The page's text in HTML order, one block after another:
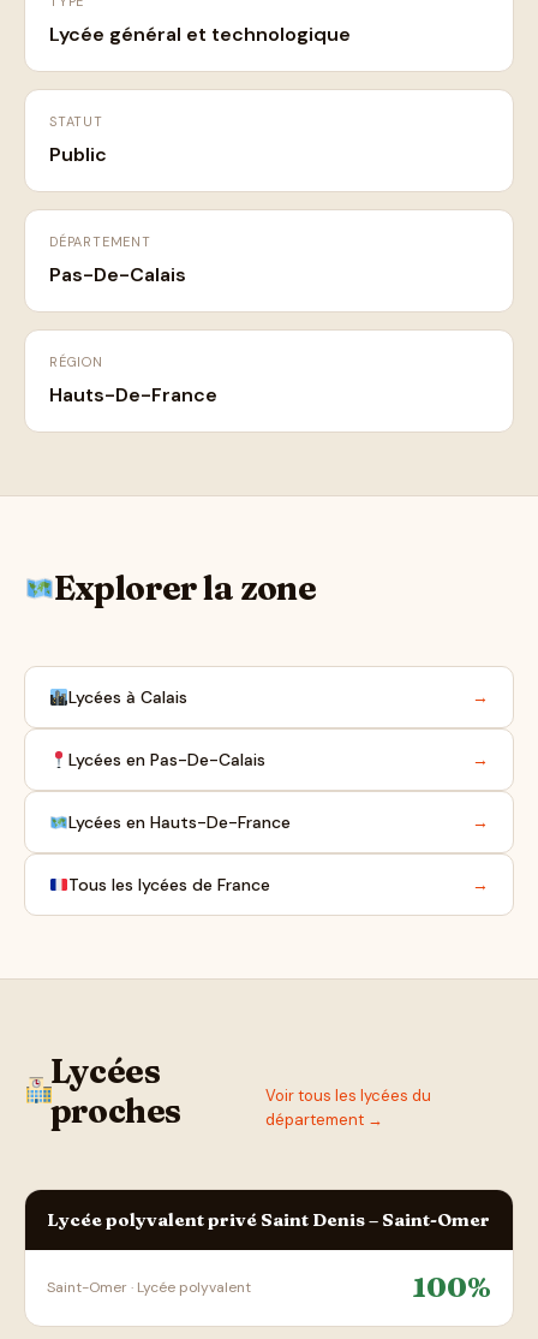
Lycée général et technologique
STATUT
Public
DÉPARTEMENT
Pas-De-Calais
RÉGION
Hauts-De-France
Explorer la zone
Lycées à Calais →
Lycées en Pas-De-Calais →
Lycées en Hauts-De-France →
Tous les lycées de France →
Lycées
proches
Voir tous les lycées du
département →
Lycée polyvalent privé Saint Denis – Saint-Omer
Saint-Omer · Lycée polyvalent 100%